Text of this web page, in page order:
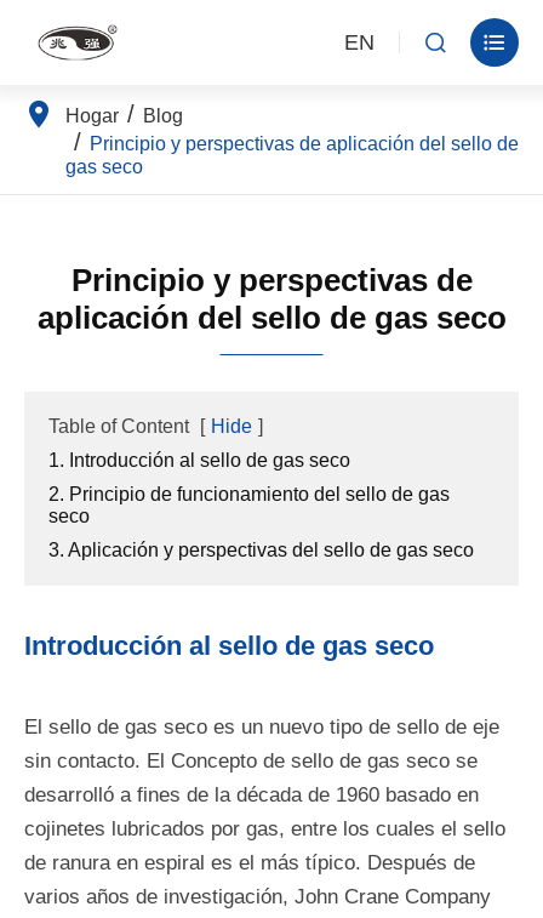
EN  
Hogar
Blog
Principio y perspectivas de aplicación del sello de
gas seco
Principio y perspectivas de
aplicación del sello de gas seco
Table of Content [ Hide ]
1. Introducción al sello de gas seco
2. Principio de funcionamiento del sello de gas
seco
3. Aplicación y perspectivas del sello de gas seco
Introducción al sello de gas seco
El sello de gas seco es un nuevo tipo de sello de eje
sin contacto. El Concepto de sello de gas seco se
desarrolló a fines de la década de 1960 basado en
cojinetes lubricados por gas, entre los cuales el sello
de ranura en espiral es el más típico. Después de
varios años de investigación, John Crane Company